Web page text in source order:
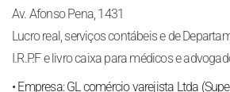
Av. Afonso Pena, 1431
Lucro real, serviços contábeis e de
I.R.P.F e livro caixa para médicos e
• Empresa: GL comércio varejista Ltda